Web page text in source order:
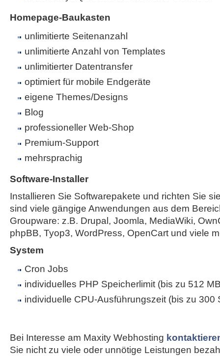
Homepage-Baukasten
unlimitierte Seitenanzahl
unlimitierte Anzahl von Templates
unlimitierter Datentransfer
optimiert für mobile Endgeräte
eigene Themes/Designs
Blog
professioneller Web-Shop
Premium-Support
mehrsprachig
Software-Installer
Installieren Sie Softwarepakete und richten Sie
sind viele gängige Anwendungen aus dem
Groupware: z.B. Drupal, Joomla, MediaWiki,
phpBB, Tyop3, WordPress, OpenCart und viele
System
Cron Jobs
individuelles PHP Speicherlimit (bis zu 512
individuelle CPU-Ausführungszeit (bis zu 300
Bei Interesse am Maxity Webhosting
Sie nicht zu viele oder unnötige Leistungen